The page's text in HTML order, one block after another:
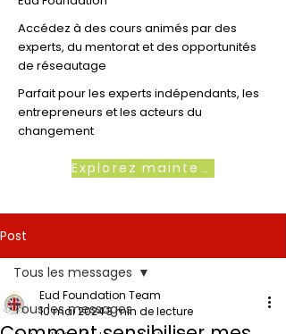
Accédez à des cours animés par des
experts, du mentorat et des opportunités
de réseautage
Parfait pour les experts indépendants, les
entrepreneurs et les acteurs du
changement
Explorez maintenant
Post
Tous les messages
Tous les messages
Eud Foundation Team
10 mai 20243 min de lecture